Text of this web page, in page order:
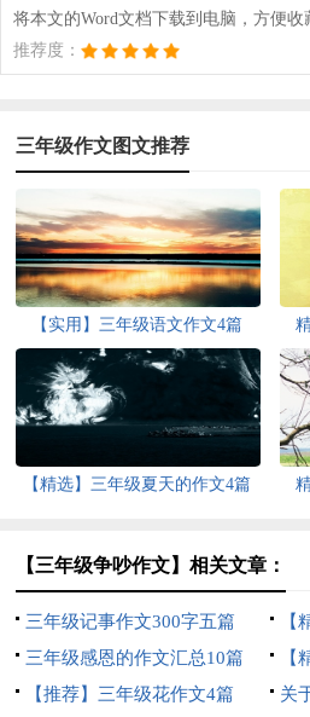
将本文的Word文档下载到电脑，方便收
推荐度：
三年级作文图文推荐
【实用】三年级语文作文4篇
【精选】三年级夏天的作文4篇
【三年级争吵作文】相关文章：
三年级记事作文300字五篇
【
集六
三年级感恩的作文汇总10篇
【
【推荐】三年级花作文4篇
关